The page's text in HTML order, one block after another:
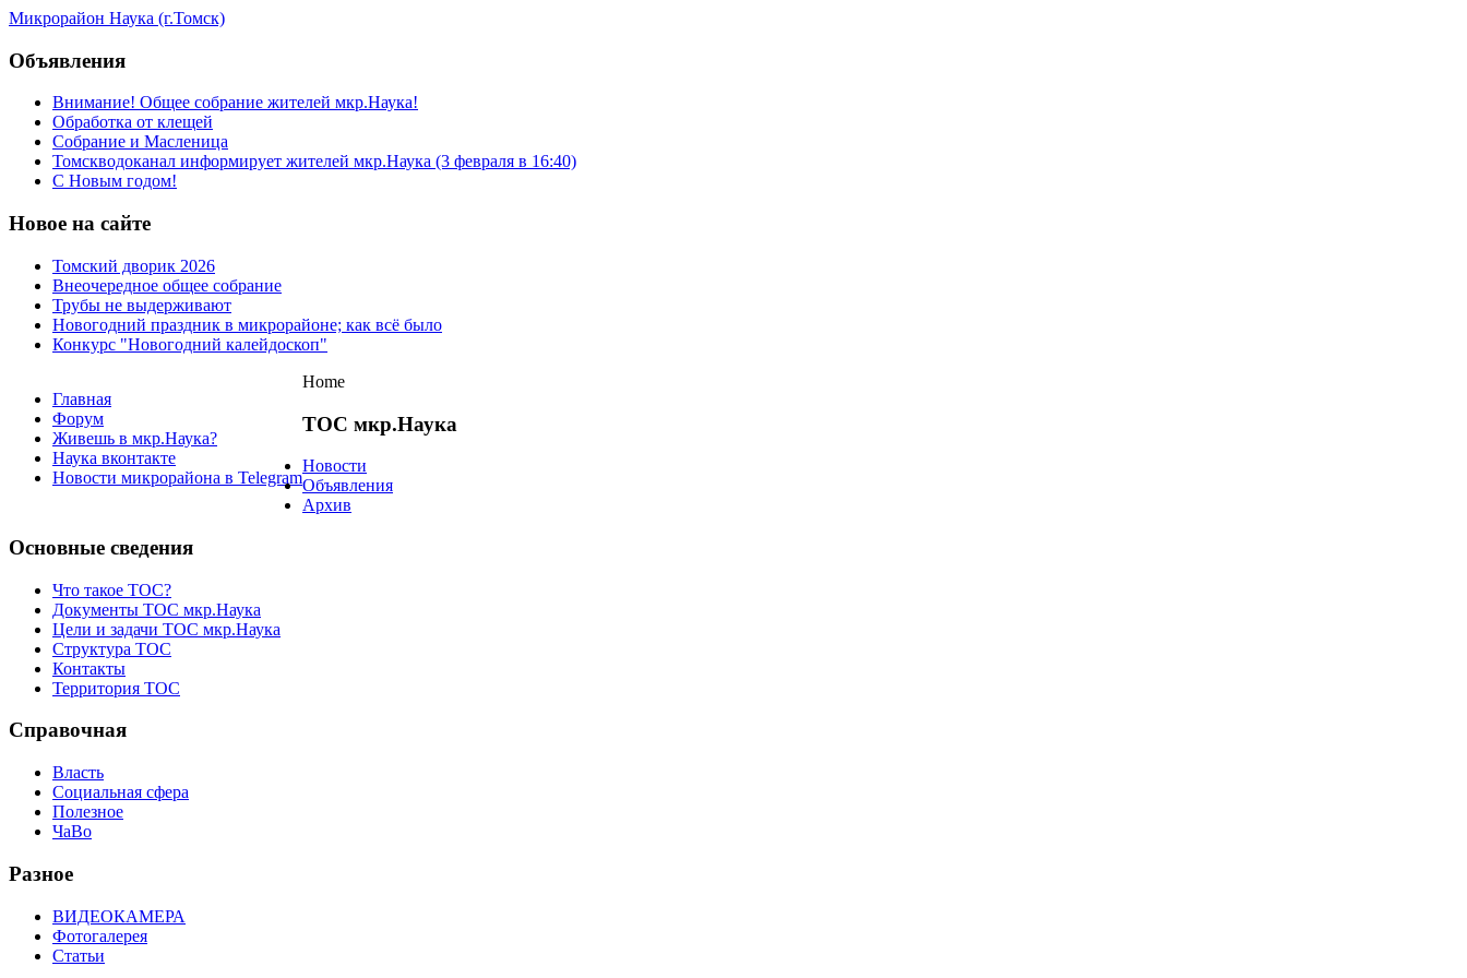
Микрорайон Наука (г.Томск)
Объявления
Внимание! Общее собрание жителей мкр.Наука!
Обработка от клещей
Собрание и Масленица
Томскводоканал информирует жителей мкр.Наука (3 февраля в 16:40)
С Новым годом!
Новое на сайте
Томский дворик 2026
Внеочередное общее собрание
Трубы не выдерживают
Новогодний праздник в микрорайоне; как всё было
Конкурс "Новогодний калейдоскоп"
Главная
Форум
Живешь в мкр.Наука?
Наука вконтакте
Новости микрорайона в Telegram
Home
ТОС мкр.Наука
Новости
Объявления
Архив
Основные сведения
Что такое ТОС?
Документы ТОС мкр.Наука
Цели и задачи ТОС мкр.Наука
Структура ТОС
Контакты
Территория ТОС
Справочная
Власть
Социальная сфера
Полезное
ЧаВо
Разное
ВИДЕОКАМЕРА
Фотогалерея
Статьи